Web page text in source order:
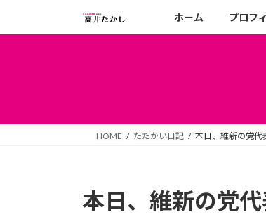
キ
に
ホーム プロフ
HOME たたかい日記 本日、維新の党代
本日、維新の党